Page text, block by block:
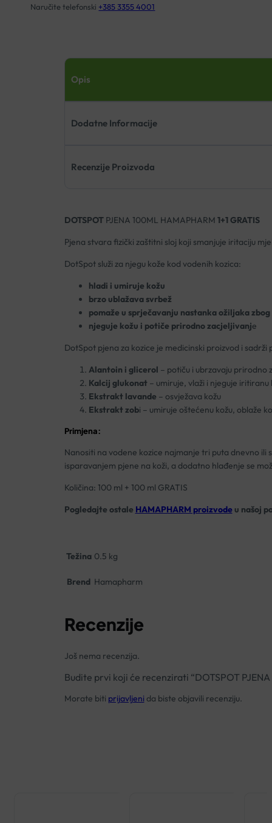
Naručite telefonski +385 3355 4001
Opis
Dodatne Informacije
Recenzije Proizvoda
DOTSPOTPJENA 100ML HAMAPHARM 1+1 GRATIS
Pjena stvara fizički zaštitni sloj koji smanjuje iritaciju
DotSpot služi za njegu kože kod vodenih kozica:
hladi i umiruje kožu
brzo ublažava svrbež
pomaže u sprječavanju nastanka ožiljaka zbog
njeguje kožu i potiče prirodno zacjeljivanje
DotSpot pjena za kozice je medicinski proizvod i
Alantoin i glicerol – potiču i ubrzavaju prirodno
Kalcij glukonat – umiruje, vlaži i njeguje iritiranu
Ekstrakt lavande – osvježava kožu
Ekstrakt zobi – umiruje oštećenu kožu, oblaže
Primjena:
Nanositi na vodene kozice najmanje tri puta dnevno
isparavanjem pjene na koži, a dodatno hlađenje se
Količina: 100 ml + 100 ml GRATIS
Pogledajte ostale HAMAPHARM proizvodeu našoj
Težina 0.5 kg
Brend Hamapharm
Recenzije
Još nema recenzija.
Budite prvi koji će recenzirati “DOTSPOT PJENA
Morate biti prijavljeni da biste objavili recenziju.